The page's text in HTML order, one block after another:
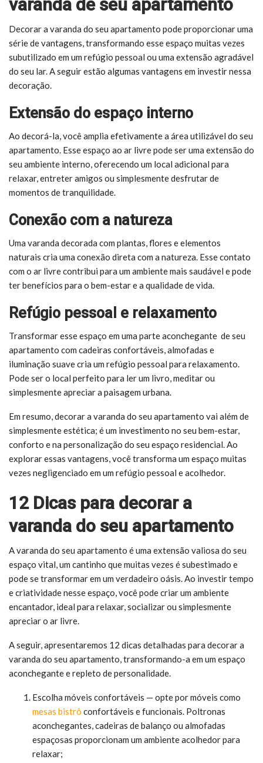
varanda de seu apartamento
Decorar a varanda do seu apartamento pode proporcionar uma
série de vantagens, transformando esse espaço muitas vezes
subutilizado em um refúgio pessoal ou uma extensão agradável
do seu lar. A seguir estão algumas vantagens em investir nessa
decoração.
Extensão do espaço interno
Ao decorá-la, você amplia efetivamente a área utilizável do seu
apartamento. Esse espaço ao ar livre pode ser uma extensão do
seu ambiente interno, oferecendo um local adicional para
relaxar, entreter amigos ou simplesmente desfrutar de
momentos de tranquilidade.
Conexão com a natureza
Uma varanda decorada com plantas, flores e elementos
naturais cria uma conexão direta com a natureza. Esse contato
com o ar livre contribui para um ambiente mais saudável e pode
ter benefícios para o bem-estar e a qualidade de vida.
Refúgio pessoal e relaxamento
Transformar esse espaço em uma parte aconchegante de seu
apartamento com cadeiras confortáveis, almofadas e
iluminação suave cria um refúgio pessoal para relaxamento.
Pode ser o local perfeito para ler um livro, meditar ou
simplesmente apreciar a paisagem urbana.
Em resumo, decorar a varanda do seu apartamento vai além de
simplesmente estética; é um investimento no seu bem-estar,
conforto e na personalização do seu espaço residencial. Ao
explorar essas vantagens, você transforma um espaço muitas
vezes negligenciado em um refúgio pessoal e acolhedor.
12 Dicas para decorar a
varanda do seu apartamento
A varanda do seu apartamento é uma extensão valiosa do seu
espaço vital, um cantinho que muitas vezes é subestimado e
pode se transformar em um verdadeiro oásis. Ao investir tempo
e criatividade nesse espaço, você pode criar um ambiente
encantador, ideal para relaxar, socializar ou simplesmente
apreciar o ar livre.
A seguir, apresentaremos 12 dicas detalhadas para decorar a
varanda do seu apartamento, transformando-a em um espaço
aconchegante e repleto de personalidade.
Escolha móveis confortáveis — opte por móveis como
mesas bistrô confortáveis e funcionais. Poltronas
aconchegantes, cadeiras de balanço ou almofadas
espaçosas proporcionam um ambiente acolhedor para
relaxar;